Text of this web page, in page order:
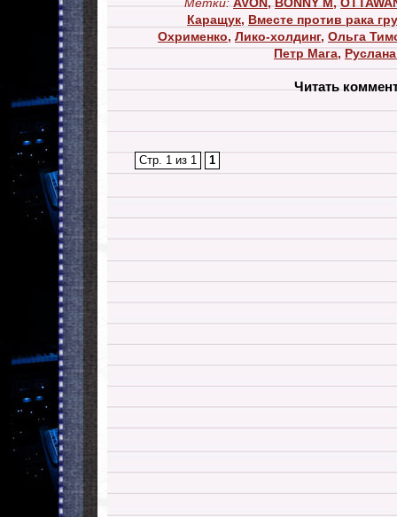
Каращук, Вместе против рака
Охрименко, Лико-холдинг, Ольга
Петр Мага,
Читать
Стр. 1 из 1 1